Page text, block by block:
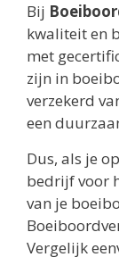
Bij
kwaliteit en
met
zijn in
verzekerd
een
Dus, als je
bedrijf voor
van je
Vergelijk